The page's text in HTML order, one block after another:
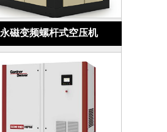
永磁变频螺杆式空压机